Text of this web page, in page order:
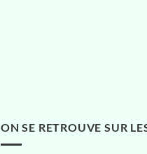
ON SE RETROUVE SUR